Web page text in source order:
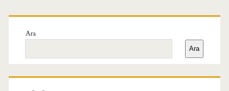
Birincil
Yan
Menü
Ara
Ara